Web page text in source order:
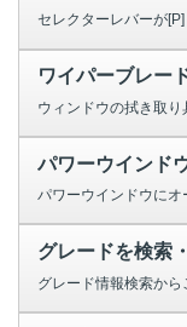
ワイパーブレー
パワーウインド
グレードを検索